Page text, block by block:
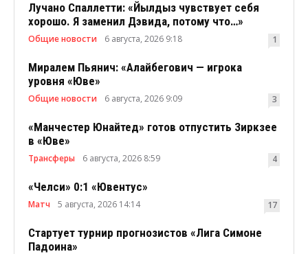
Лучано Спаллетти: «Йылдыз чувствует себя
хорошо. Я заменил Дэвида, потому что…»
Общие новости 6 августа, 2026 9:18 1
Миралем Пьянич: «Алайбегович — игрока
уровня «Юве»
Общие новости 6 августа, 2026 9:09 3
«Манчестер Юнайтед» готов отпустить Зиркзее
в «Юве»
Трансферы 6 августа, 2026 8:59 4
«Челси» 0:1 «Ювентус»
Матч 5 августа, 2026 14:14 17
Стартует турнир прогнозистов «Лига Симоне
Падоина»